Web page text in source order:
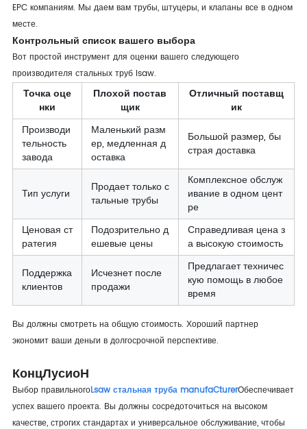
EPC компаниям. Мы даем вам трубы, штуцеры, и клапаны все в одном
месте.
Контрольный список вашего выбора
Вот простой инструмент для оценки вашего следующего
производителя стальных труб lsaw.
Точка оце
нки
Плохой постав
щик
Отличный поставщ
ик
Производи
тельность
завода
Маленький разм
ер, медленная д
оставка
Большой размер, бы
страя доставка
Тип услуги
Продает только с
тальные трубы
Комплексное обслуж
ивание в одном цент
ре
Ценовая ст
ратегия
Подозрительно д
ешевые цены
Справедливая цена з
а высокую стоимость
Поддержка
клиентов
Исчезнет после
продажи
Предлагает техничес
кую помощь в любое
время
Вы должны смотреть на общую стоимость. Хороший партнер
экономит ваши деньги в долгосрочной перспективе.
КонцЛусиоН
Выбор правильногоLsaw стальная труба manufaCturerОбеспечивает
успех вашего проекта. Вы должны сосредоточиться на высоком
качестве, строгих стандартах и универсальное обслуживание, чтобы